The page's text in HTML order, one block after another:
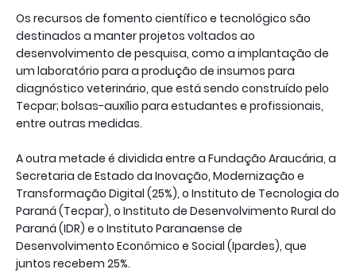
Os recursos de fomento científico e tecnológico são
destinados a manter projetos voltados ao
desenvolvimento de pesquisa, como a implantação de
um laboratório para a produção de insumos para
diagnóstico veterinário, que está sendo construído pelo
Tecpar; bolsas-auxílio para estudantes e profissionais,
entre outras medidas.
A outra metade é dividida entre a Fundação Araucária, a
Secretaria de Estado da Inovação, Modernização e
Transformação Digital (25%), o Instituto de Tecnologia do
Paraná (Tecpar), o Instituto de Desenvolvimento Rural do
Paraná (IDR) e o Instituto Paranaense de
Desenvolvimento Econômico e Social (Ipardes), que
juntos recebem 25%.